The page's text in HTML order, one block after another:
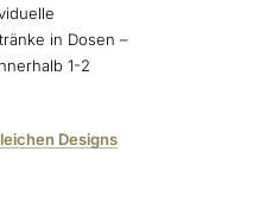
in Dosen –
1-2
Designs